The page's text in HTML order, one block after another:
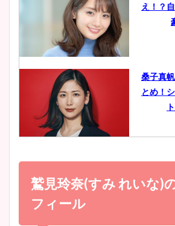
鈴木唯
ヤバす
豊島実
とめ！
宇賀神
え！？
桑子真
とめ！
小室瑛
め！足
鷲見玲奈(すみ れいな)
フィール